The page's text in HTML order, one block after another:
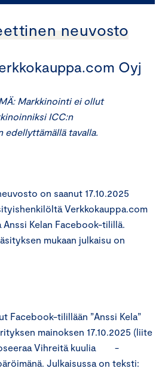
neuvosto
Oyj
Markkinointi ei ollut
ICC:n
edellyttämällä tavalla.
on saanut 17.10.2025
Verkkokauppa.com
Kelan Facebook-tilillä.
mukaan julkaisu on
Facebook-tilillään ”Anssi Kela”
mainoksen 17.10.2025 (liite
Vihreitä kuulia -
Julkaisussa on teksti: